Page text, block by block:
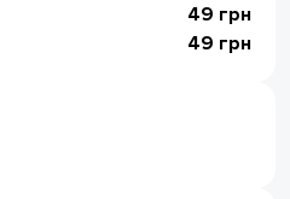
49 грн
49 грн